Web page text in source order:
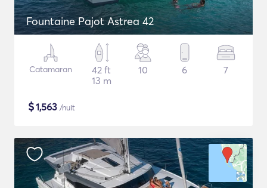
Fountaine Pajot Astrea 42
Catamaran
42 ft
13 m
10 6 7
$1,563 /nuit